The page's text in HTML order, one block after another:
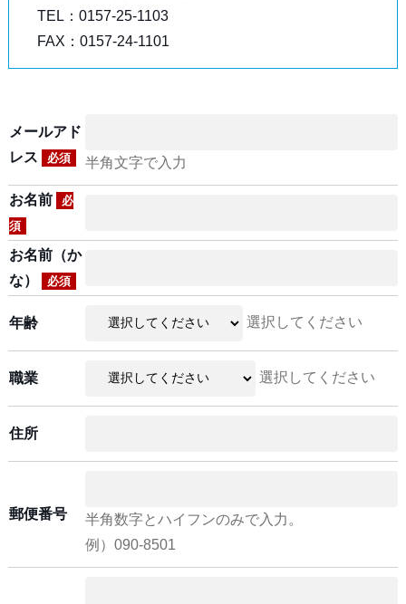
TEL：0157-25-1103
FAX：0157-24-1101
メールアド
レス
必須 半角文字で入力
お名前
必
須
お名前（か
な）
必須
年齢 選択してください
職業 選択してください
住所
郵便番号
半角数字とハイフンのみで入力。
例）090-8501